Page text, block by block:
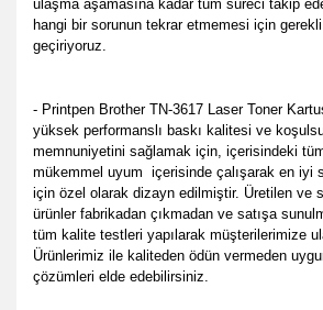
ulaşma aşamasına kadar tüm süreci takip
hangi bir sorunun tekrar etmemesi için
geçiriyoruz.
- Printpen Brother TN-3617 Laser Toner
yüksek performanslı baskı kalitesi ve
memnuniyetini sağlamak için, içerisindeki
mükemmel uyum içerisinde çalışarak en iyi
için özel olarak dizayn edilmiştir. Üretilen ve
ürünler fabrikadan çıkmadan ve satışa
tüm kalite testleri yapılarak müşterilerimize
Ürünlerimiz ile kaliteden ödün vermeden
çözümleri elde edebilirsiniz.